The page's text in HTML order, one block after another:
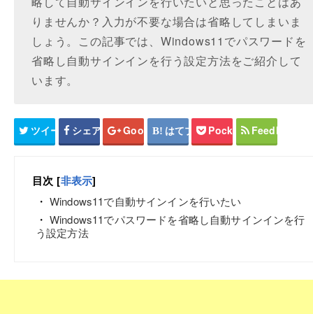
りませんか？入力が不要な場合は省略してしまいま
しょう。この記事では、Windows11でパスワードを
省略し自動サインインを行う設定方法をご紹介して
います。
ツイート シェア Google+ はてブ Pocket Feedly
目次 [非表示]
Windows11で自動サインインを行いたい
Windows11でパスワードを省略し自動サインインを行
う設定方法